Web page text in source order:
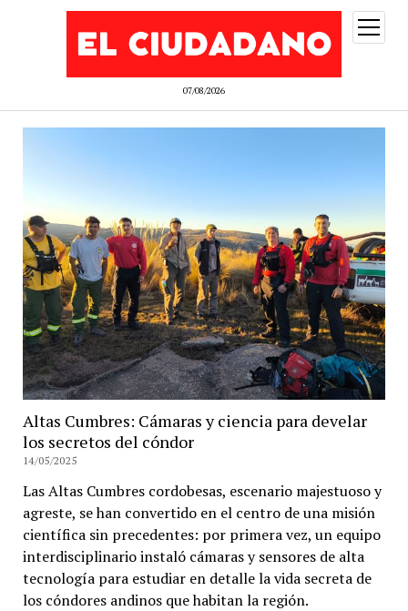
07/08/2026
abrir
menú
Altas Cumbres: Cámaras y ciencia para develar
los secretos del cóndor
14/05/2025
Las Altas Cumbres cordobesas, escenario majestuoso y
agreste, se han convertido en el centro de una misión
científica sin precedentes: por primera vez, un equipo
interdisciplinario instaló cámaras y sensores de alta
tecnología para estudiar en detalle la vida secreta de
los cóndores andinos que habitan la región.